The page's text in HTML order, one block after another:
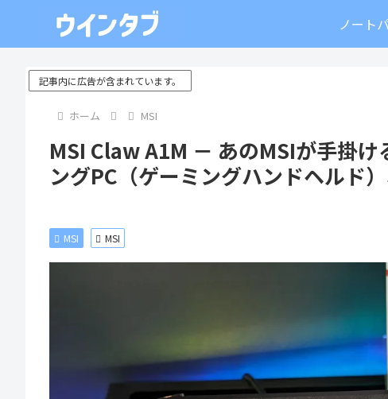
ノート
記事内に広告が含まれています。
ホーム MSI
MSI Claw A1M － あのMSIが手掛
ングPC（ゲーミングハンドヘルド
MSI MSI